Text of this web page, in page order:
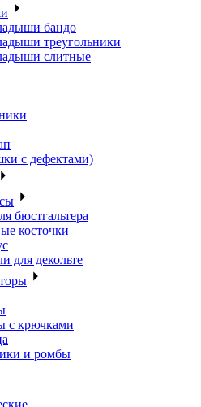
бандо
треугольники
слитные
с дефектами)
бюстгальтера
косточки
для декольте
с крючками
и ромбы